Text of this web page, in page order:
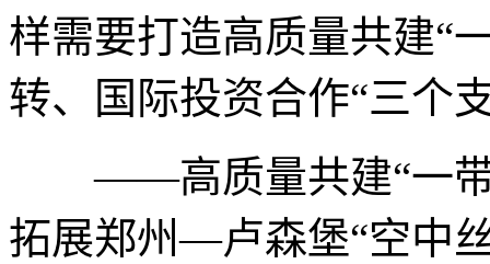
样需要打造高质量共建“
转、国际投资合作“三个
——高质量共建“一带
拓展郑州—卢森堡“空中